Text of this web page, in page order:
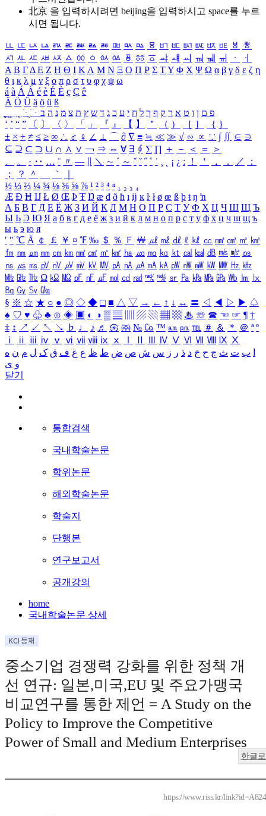
北京 을 입력하시려면 beijing을 입력하시고 space를 누르
시면 됩니다.
ㅥ ㅦ ㅧ ㅨ ㅩ ㅪ ㅫ ㅬ ㅭ ㅮ ㅯ ㅰ ㅱ ㅲ ㅳ ㅴ ㅵ ㅶ ㅷ ㅸ
ㅹ
ㅺ ㅻ ㅼ ㅽ ㅾ ㅿ ㆀ ㆁ ㆂ ㆃ ㆄ ㆅ ㆆ ㆇ ㆈ ㆉ ㆊ ㆋ ㆌ ㆍ
ㆎ
Α Β ΓΔ Ε Ζ Η Θ Ι ΚΛ Μ Ν Ξ Ο Π Ρ Σ ΤΥ Φ Χ Ψ Ω α β γ δ ε ζ η
θ ι κ λ μ ν ξ ο π ρ σ τ υ φ χ ψ ω
á à Á À é è É È ç Ç ê
Ä Ö Ü ä ö ü ß
ִֶֹ ֻּ ׁׂ פ ם ן ו ט א ר ק ף ך ל ח י ע כ ג ד ש ץ ת צ מ נ ה ב
‘ ’ “ ” 〔 〕 〈 〉 「 」 『 』 【 】 ＂ （ ） ［ ］ ｛ ｝
± × ÷ ≠ ≤ ≥ ∞ ∴ ♂ ♀ ∠ ⊥ ⌒ ∂ ∇ ≡ ≒ ≪ ≫ √ ∽ ∝ ∵ ∫ ∬ ∈ ∋
⊆ ⊇ ⊂ ⊃ ∪ ∩ ∧ ∨ ￢ ⇒ ⇔ ∀ ∃ ∮ ∑ ∏ ＋ － ＜ ＝
＞
、
。 · ‥ … ¨ 〃 ― ＼ ∼ ´ ～ ˇ ˘ ˝ ˚ ˙ ¸ ¡ ¿ ː ！ ＇ ， ． ／
：
；
？ ＾ ｀
½ ⅓ ⅔ ¼ ¾ ⅛ ⅜ ⅝ ⅞ ¹ ² ³ ⁴ ⁿ ₁ ₂ ₃ ₄
Æ Ð Ħ Ĳ Ł Ø Œ Þ Ŧ Ŋ æ đ ð ħ ı ĳ ĸ ŀ ł ø œ ß þ ŧ ŋ ŉ
А Б В Г Д Е Ё Ж З И Й К Л М Н О П Р С Т У Ф Х Ц Ч Ш Щ Ъ
Ы Ь Э Ю Я а б в г д е ё ж з и й к л м н о п р с т у ф х ц ч ш щ ъ
ы ь э ю я
′ ″ ℃ Å ￠ ￡ ￥ ¤ ℉ ‰ ＄ ％ Ｆ ￦ ㎕ ㎖ ㎗ ℓ ㎘ ㏄ ㎣ ㎤ ㎥ ㎦
㎙ ㎚ ㎛ ㎜ ㎝ ㎞ ㎟ ㎠ ㎡ ㎢ ㏊ ㎍ ㎎ ㎏ ㏏ ㎈ ㎉ ㏈ ㎧ ㎨ ㎰
㎱ ㎲ ㎳ ㎴ ㎵ ㎶ ㎷ ㎸ ㎹ ㎀ ㎁ ㎂ ㎃ ㎄ ㎺ ㎻ ㎽ ㎾ ㎿ ㎐ ㎑
㎒ ㎓ ㎔ Ω ㏀ ㏁ ㎊ ㎋ ㎌ ㏖ ㏅ ㎭ ㎮ ㎯ ㏛ ㎩ ㎪ ㎫ ㎬ ㏝ ㏐
㏓
㏃ ㏉ ㏜ ㏆
§ ※ ☆ ★ ○ ● ◎ ◇ ◆ □ ■ △ ▽ → ← ↑ ↓ ↔ 〓 ◁ ◀ ▷ ▶ ♤
♠ ♡ ♥ ♧ ♣ ⊙ ◈ ▣ ◐ ◑ ▒ ▤ ▨ ▧ ▦ ▩ ♨ ☏ ☎ ☜ ☞ ¶ †
‡ ↕ ↗ ↙ ↖ ↘ ♭ ♩ ♪ ♬ ㉿ ㈜ № ㏇ ™ ㏂ ㏘ ℡ ＃ ＆ ＊ ＠ ª º
ⅰ
ⅱ ⅲ ⅳ ⅴ ⅵ ⅶ ⅷ ⅸ ⅹ Ⅳ Ⅴ Ⅵ Ⅶ Ⅷ Ⅸ Ⅹ
ب ت ث ج ح خ د ذ ر ز س ش ص ض ط ظ ع غ ف ق ک ل م ن ه
و ی
닫기
통합검색
국내학술논문
학위논문
해외학술논문
학술지
단행본
연구보고서
공개강의
home
국내학술논문 상세
중소기업 경쟁력 강화를 위한 정책 개
선 연규: 일본,미국,EU 및 주요가맹국
비교연구를 통한 제언 = A Study on the
Policy to Improve the Competitive
Power of Small and Medium Enterprises
한글
https://www.riss.kr/